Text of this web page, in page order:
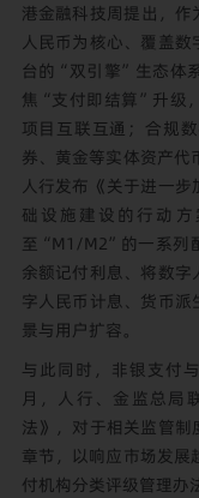
港金融科技周提出，
人民币为核心、覆盖
台的“双引擎”生态体
焦“支付即结算”升级
项目互联互通；合规
券、黄金等实体资产代
人行发布《关于进一
础设施建设的行动
至“M1/M2”的一系列
余额记付利息、将数
字人民币计息、货币
景与用户扩容。
与此同时，非银支付
月，人行、金监总局
法》，对于相关监管
章节，以响应市场发
付机构分类评级管理